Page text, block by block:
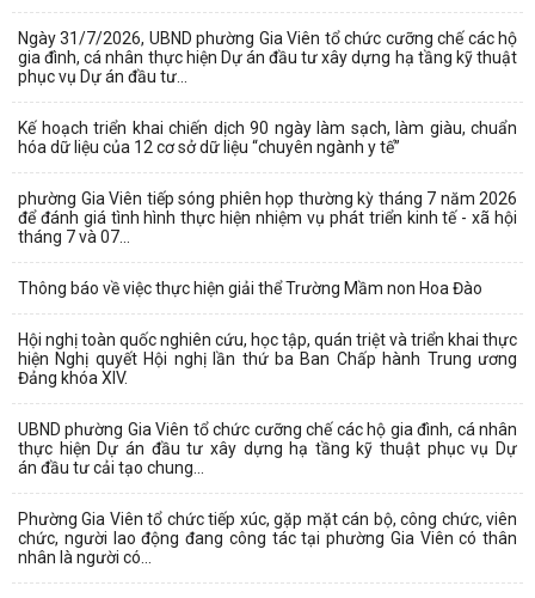
Ngày 31/7/2026, UBND phường Gia Viên tổ chức cưỡng chế các hộ
gia đình, cá nhân thực hiện Dự án đầu tư xây dựng hạ tầng kỹ thuật
phục vụ Dự án đầu tư...
Kế hoạch triển khai chiến dịch 90 ngày làm sạch, làm giàu, chuẩn
hóa dữ liệu của 12 cơ sở dữ liệu “chuyên ngành y tế”
phường Gia Viên tiếp sóng phiên họp thường kỳ tháng 7 năm 2026
để đánh giá tình hình thực hiện nhiệm vụ phát triển kinh tế - xã hội
tháng 7 và 07...
Thông báo về việc thực hiện giải thể Trường Mầm non Hoa Đào
Hội nghị toàn quốc nghiên cứu, học tập, quán triệt và triển khai thực
hiện Nghị quyết Hội nghị lần thứ ba Ban Chấp hành Trung ương
Đảng khóa XIV.
UBND phường Gia Viên tổ chức cưỡng chế các hộ gia đình, cá nhân
thực hiện Dự án đầu tư xây dựng hạ tầng kỹ thuật phục vụ Dự
án đầu tư cải tạo chung...
Phường Gia Viên tổ chức tiếp xúc, gặp mặt cán bộ, công chức, viên
chức, người lao động đang công tác tại phường Gia Viên có thân
nhân là người có...